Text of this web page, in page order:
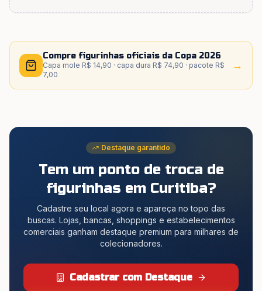
Compre figurinhas oficiais da Copa 2026
Capa mole R$ 14,90 · capa dura R$ 74,90 · pacote R$
7,00
→
Destaque garantido
Tem um ponto de troca de
figurinhas em Curitiba?
Cadastre seu local agora e apareça no topo das
buscas. Lojas, bancas, shoppings e estabelecimentos
comerciais ganham destaque premium para milhares de
colecionadores.
Cadastrar com Destaque